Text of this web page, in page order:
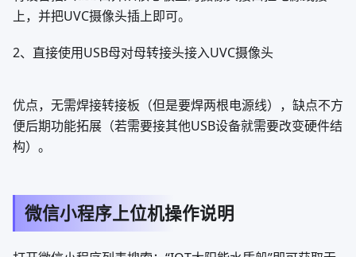
输入步骤请参考：
1397
这边有两种方法可以连接摄像头：
1、使用USBhub1拖4电路拓展主板的USB口，可以使用开
例：
https://oshwhub.com/zy143l/ufi_hub_lite_share